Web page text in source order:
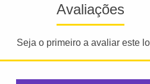
Avaliações
Seja o primeiro a avaliar este